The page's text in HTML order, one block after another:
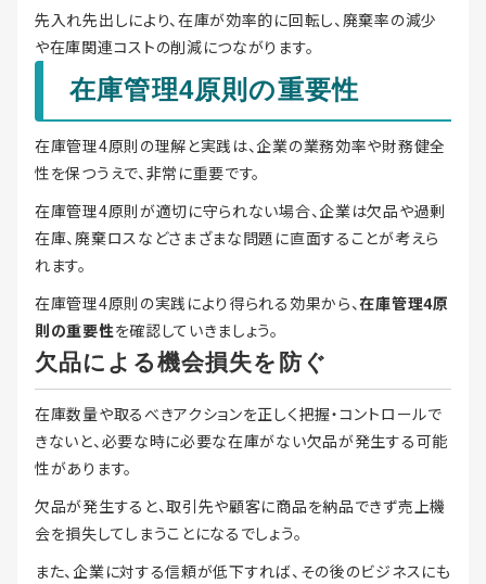
先入れ先出しにより、在庫が効率的に回転し、廃棄率の減少
や在庫関連コストの削減につながります。
在庫管理4原則の重要性
在庫管理4原則の理解と実践は、企業の業務効率や財務健全
性を保つうえで、非常に重要です。
在庫管理4原則が適切に守られない場合、企業は欠品や過剰
在庫、廃棄ロスなどさまざまな問題に直面することが考えら
れます。
在庫管理4原則の実践により得られる効果から、在庫管理4原
則の重要性を確認していきましょう。
欠品による機会損失を防ぐ
在庫数量や取るべきアクションを正しく把握・コントロールで
きないと、必要な時に必要な在庫がない欠品が発生する可能
性があります。
欠品が発生すると、取引先や顧客に商品を納品できず売上機
会を損失してしまうことになるでしょう。
また、企業に対する信頼が低下すれば、その後のビジネスにも